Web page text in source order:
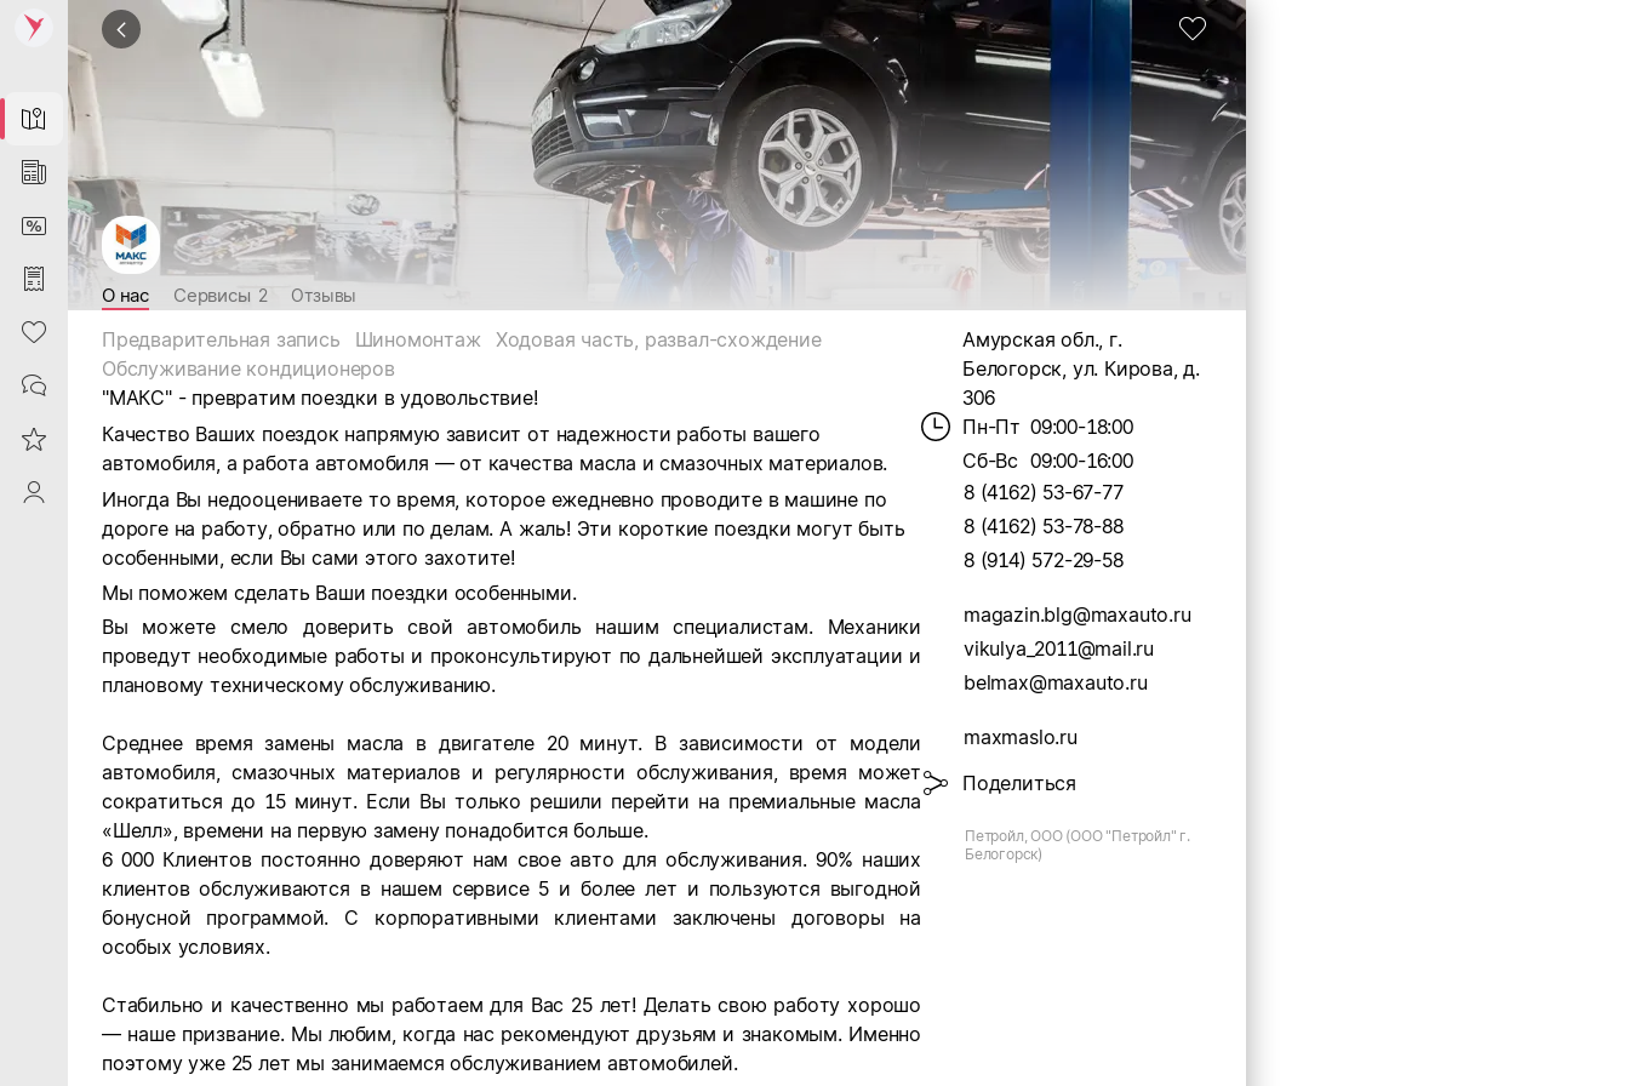
Map
News
DiscountCard
Purchases
Heart
Contacts
Reviews
ProfileSaby
О нас Сервисы 2 Отзывы
Предварительная запись Шиномонтаж
Ходовая часть, развал-схождение
Обслуживание кондиционеров
"МАКС" - превратим поездки в удовольствие!
Качество Ваших поездок напрямую зависит от надежности работы вашего
автомобиля, а работа автомобиля — от качества масла и смазочных материалов.
Иногда Вы недооцениваете то время, которое ежедневно проводите в машине по
дороге на работу, обратно или по делам. А жаль! Эти короткие поездки могут быть
особенными, если Вы сами этого захотите!
Мы поможем сделать Ваши поездки особенными.
Вы можете смело доверить свой автомобиль нашим специалистам. Механики
проведут необходимые работы и проконсультируют по дальнейшей эксплуатации и
плановому техническому обслуживанию.
Среднее время замены масла в двигателе 20 минут. В зависимости от модели
автомобиля, смазочных материалов и регулярности обслуживания, время может
сократиться до 15 минут. Если Вы только решили перейти на премиальные масла
«Шелл», времени на первую замену понадобится больше.
6 000 Клиентов постоянно доверяют нам свое авто для обслуживания. 90% наших
клиентов обслуживаются в нашем сервисе 5 и более лет и пользуются выгодной
бонусной программой. С корпоративными клиентами заключены договоры на
особых условиях.
Стабильно и качественно мы работаем для Вас 25 лет! Делать свою работу хорошо
— наше призвание. Мы любим, когда нас рекомендуют друзьям и знакомым. Именно
поэтому уже 25 лет мы занимаемся обслуживанием автомобилей.
Амурская обл., г.
Белогорск, ул. Кирова, д.
306
Пн-Пт 09:00-18:00
Сб-Вс 09:00-16:00
8 (4162) 53-67-77
8 (4162) 53-78-88
8 (914) 572-29-58
magazin.blg@maxauto.ru
vikulya_2011@mail.ru
belmax@maxauto.ru
maxmaslo.ru
Поделиться
Петройл, ООО (ООО "Петройл" г.
Белогорск)